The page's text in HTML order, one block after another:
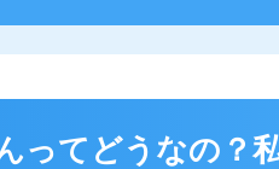
ってどうなの？